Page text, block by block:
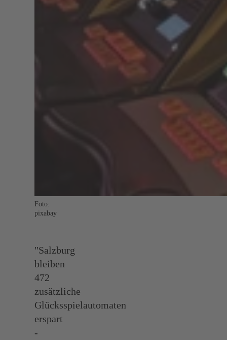
Foto:
pixabay
"Salzburg
bleiben
472
zusätzliche
Glücksspielautomaten
erspart
-